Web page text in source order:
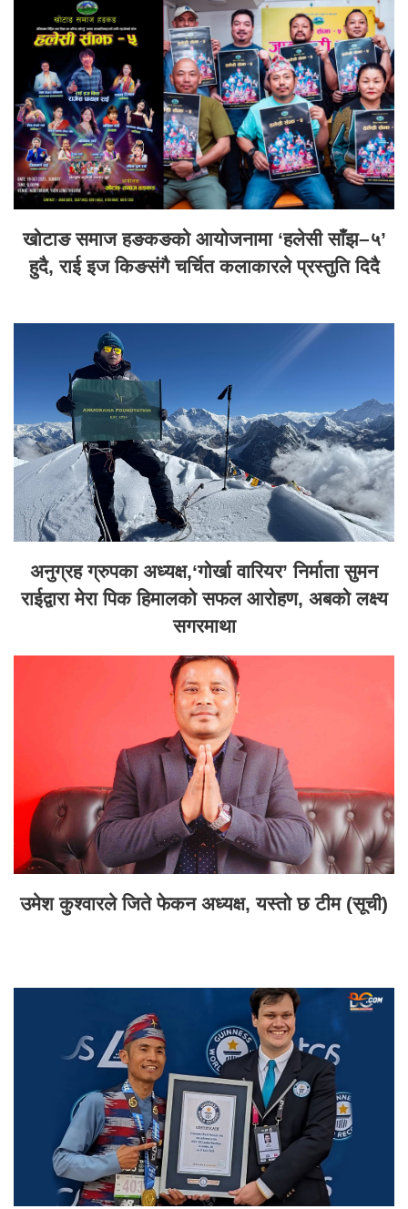
खोटाङ समाज हङकङको आयोजनामा ‘हलेसी साँझ–५’
हुदै, राई इज किङसंगै चर्चित कलाकारले प्रस्तुति दिदै
अनुग्रह ग्रुपका अध्यक्ष,‘गोर्खा वारियर’ निर्माता सुमन
राईद्वारा मेरा पिक हिमालको सफल आरोहण, अबको लक्ष्य
सगरमाथा
उमेश कुश्वारले जिते फेकन अध्यक्ष, यस्तो छ टीम (सूची)